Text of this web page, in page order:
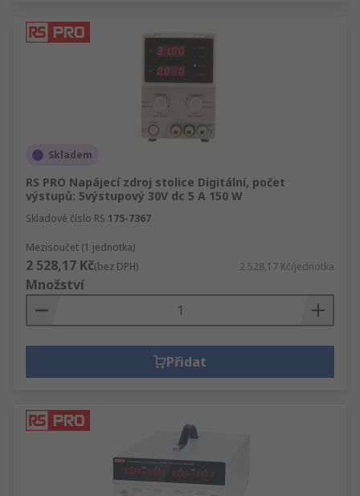
Skladem
RS PRO Napájecí zdroj stolice Digitální, počet
výstupů: 5výstupový 30V dc 5 A 150 W
Skladové číslo RS 175-7367
Mezisoučet (1 jednotka)
2 528,17 Kč(bez DPH) 2 528,17 Kč/jednotka
Množství
Přidat